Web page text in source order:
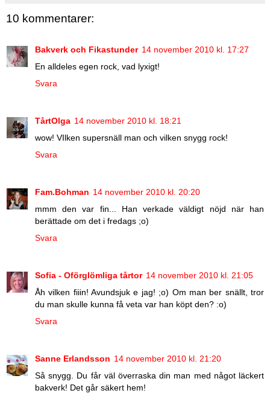
10 kommentarer:
Bakverk och Fikastunder 14 november 2010 kl. 17:27
En alldeles egen rock, vad lyxigt!
Svara
TårtOlga 14 november 2010 kl. 18:21
wow! VIlken supersnäll man och vilken snygg rock!
Svara
Fam.Bohman 14 november 2010 kl. 20:20
mmm den var fin... Han verkade väldigt nöjd när han
berättade om det i fredags ;o)
Svara
Sofia - Oförglömliga tårtor 14 november 2010 kl. 21:05
Åh vilken fiiin! Avundsjuk e jag! ;o) Om man ber snällt, tror
du man skulle kunna få veta var han köpt den? :o)
Svara
Sanne Erlandsson 14 november 2010 kl. 21:20
Så snygg. Du får väl överraska din man med något läckert
bakverk! Det går säkert hem!